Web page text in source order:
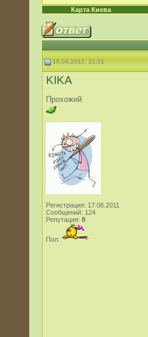
Карта Киева
16.04.2012, 21:01
KIKA
Прохожий
Регистрация: 17.06.2011
Сообщений: 124
Репутация: 8
Пол: